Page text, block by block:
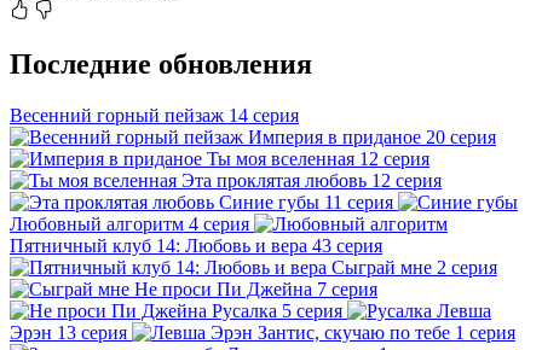
Последние обновления
Весенний горный пейзаж 14 серия
Империя в приданое 20 серия
Ты моя вселенная 12 серия
Эта проклятая любовь 12 серия
Синие губы 11 серия
Любовный алгоритм 4 серия
Пятничный клуб 14: Любовь и вера 43 серия
Сыграй мне 2 серия
Не проси Пи Джейна 7 серия
Русалка 5 серия
Левша
Эрэн 13 серия Зантис, скучаю по тебе 1 серия